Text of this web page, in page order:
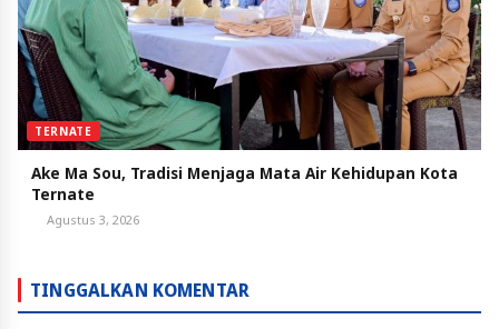
TERNATE
Ake Ma Sou, Tradisi Menjaga Mata Air Kehidupan Kota
Ternate
Agustus 3, 2026
TINGGALKAN KOMENTAR